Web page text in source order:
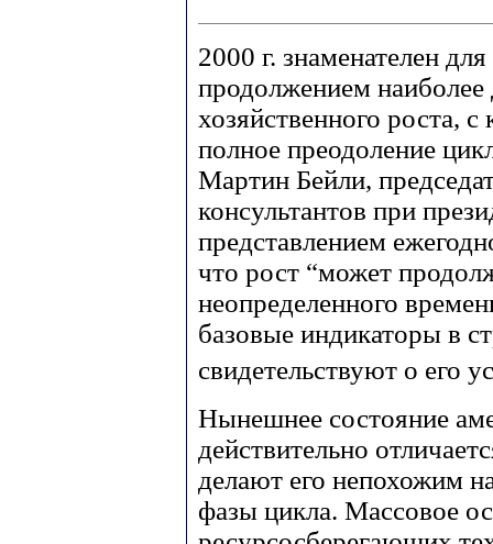
2000 г. знаменателен
продолжением наиболее
хозяйственного роста,
полное преодоление
Мартин Бейли,
консультантов при
представлением
что рост “может
неопределенного
базовые индикаторы в
свидетельствуют о его
Нынешнее состояние
действительно
делают его непохожим
фазы цикла. Массовое